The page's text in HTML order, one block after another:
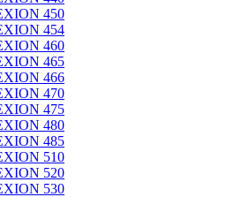
450
454
460
465
466
470
475
480
485
510
520
530